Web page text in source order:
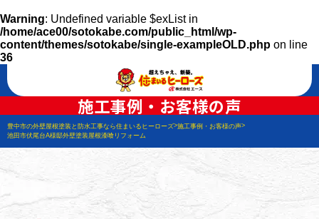
Warning: Undefined variable $exList in
/home/ace00/sotokabe.com/public_html/wp-
content/themes/sotokabe/single-exampleOLD.php on line
36
施工事例・お客様の声
豊中市の外壁屋根塗装と防水工事なら住まいるヒーローズ>施工事例・お客様の声>
池田市伏尾台A様邸外壁塗装屋根漆喰リフォーム